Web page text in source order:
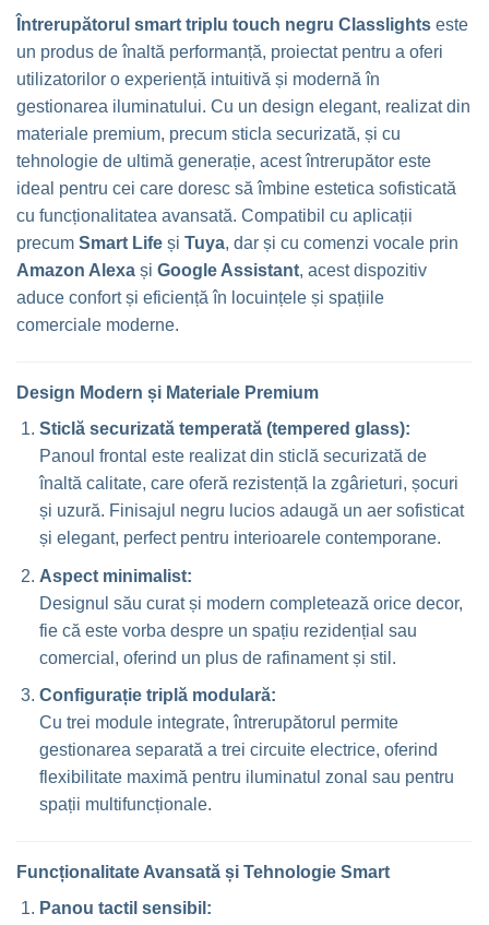
Întrerupătorul smart triplu touch negru Classlights este
un produs de înaltă performanță, proiectat pentru a oferi
utilizatorilor o experiență intuitivă și modernă în
gestionarea iluminatului. Cu un design elegant, realizat din
materiale premium, precum sticla securizată, și cu
tehnologie de ultimă generație, acest întrerupător este
ideal pentru cei care doresc să îmbine estetica sofisticată
cu funcționalitatea avansată. Compatibil cu aplicații
precum Smart Life și Tuya, dar și cu comenzi vocale prin
Amazon Alexa și Google Assistant, acest dispozitiv
aduce confort și eficiență în locuințele și spațiile
comerciale moderne.
Design Modern și Materiale Premium
Sticlă securizată temperată (tempered glass):
Panoul frontal este realizat din sticlă securizată de
înaltă calitate, care oferă rezistență la zgârieturi, șocuri
și uzură. Finisajul negru lucios adaugă un aer sofisticat
și elegant, perfect pentru interioarele contemporane.
Aspect minimalist:
Designul său curat și modern completează orice decor,
fie că este vorba despre un spațiu rezidențial sau
comercial, oferind un plus de rafinament și stil.
Configurație triplă modulară:
Cu trei module integrate, întrerupătorul permite
gestionarea separată a trei circuite electrice, oferind
flexibilitate maximă pentru iluminatul zonal sau pentru
spații multifuncționale.
Funcționalitate Avansată și Tehnologie Smart
Panou tactil sensibil: